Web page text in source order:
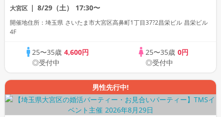
ーティー》
大宮区 8/29（土） 17:30〜
開催地住所：埼玉県 さいたま市大宮区高鼻町1丁目37?2昌栄ビル 昌栄ビル
4F
25〜35歳4,600円
◎受付中
25〜35歳 0円
◎受付中
男性先行中!